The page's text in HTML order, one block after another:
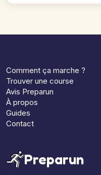
Comment ça marche ?
Trouver une course
Avis Preparun
À propos
Guides
Contact
Preparun